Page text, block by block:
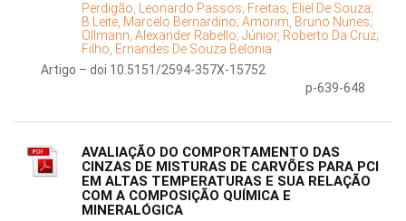
Perdigão, Leonardo Passos; Freitas, Eliel De Souza;
B.Leite, Marcelo Bernardino; Amorim, Bruno Nunes;
Ollmann, Alexander Rabello; Júnior, Roberto Da Cruz;
Filho, Ernandes De Souza Belonia
Artigo – doi 10.5151/2594-357X-15752
p-639-648
AVALIAÇÃO DO COMPORTAMENTO DAS
CINZAS DE MISTURAS DE CARVÕES PARA PCI
EM ALTAS TEMPERATURAS E SUA RELAÇÃO
COM A COMPOSIÇÃO QUÍMICA E
MINERALÓGICA